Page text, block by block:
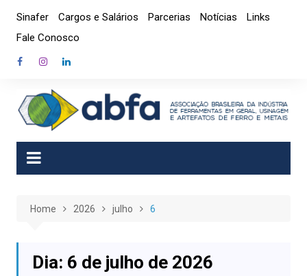
content
Sinafer Cargos e Salários Parcerias Notícias
Links
Fale Conosco
Home 2026 julho 6
Dia: 6 de julho de 2026